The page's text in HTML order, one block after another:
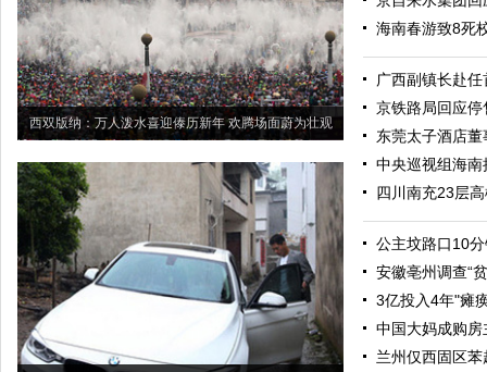
西双版纳：万人泼水喜迎傣历新年 欢腾场面蔚为壮观
海南春游致8死
广西副镇长赴
京铁路局回应
东莞太子酒店
中央巡视组海
四川南充23层
公主坟路口10
安徽亳州调查“
3亿投入4年"瘫
中国大妈成购
兰州仅西固区